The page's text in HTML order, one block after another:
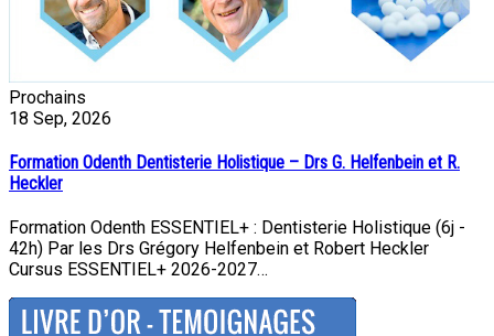
Prochains
18 Sep, 2026
Formation Odenth Dentisterie Holistique – Drs G. Helfenbein et R.
Heckler
Formation Odenth ESSENTIEL+ : Dentisterie Holistique (6j -
42h) Par les Drs Grégory Helfenbein et Robert Heckler
Cursus ESSENTIEL+ 2026-2027…